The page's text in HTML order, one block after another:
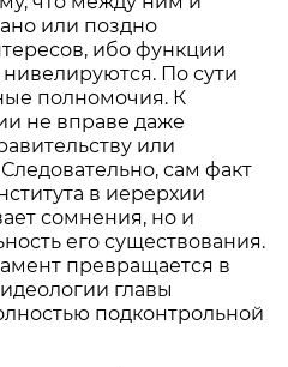
или поздно
ибо функции
По сути
полномочия. К
не вправе даже
или
сам факт
в иерерхии
сомнения, но и
его существования.
превращается в
главы
подконтрольной